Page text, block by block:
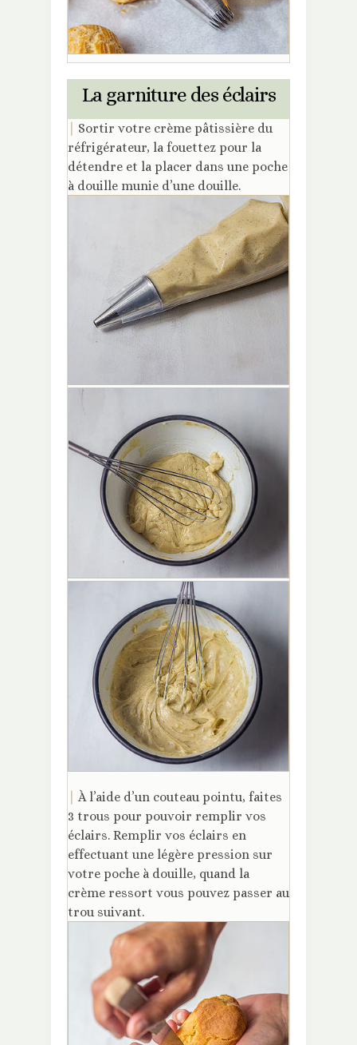
La garniture des éclairs
Sortir votre crème pâtissière du
réfrigérateur, la fouettez pour la
détendre et la placer dans une poche
à douille munie d’une douille.
À l’aide d’un couteau pointu, faites
3 trous pour pouvoir remplir vos
éclairs. Remplir vos éclairs en
effectuant une légère pression sur
votre poche à douille, quand la
crème ressort vous pouvez passer au
trou suivant.